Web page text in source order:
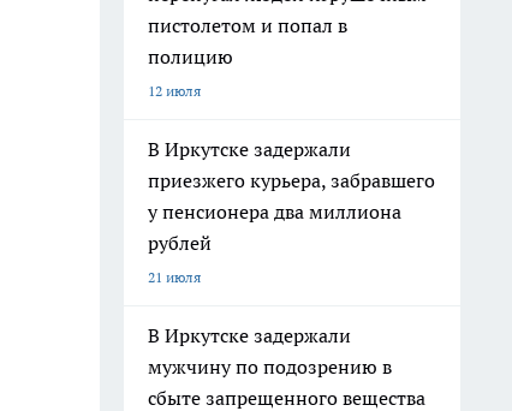
пистолетом и попал в
полицию
12 июля
В Иркутске задержали
приезжего курьера, забравшего
у пенсионера два миллиона
рублей
21 июля
В Иркутске задержали
мужчину по подозрению в
сбыте запрещенного вещества